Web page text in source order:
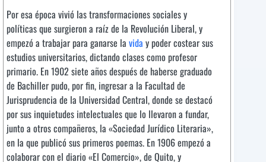
Por esa época vivió las transformaciones sociales y
políticas que surgieron a raíz de la Revolución Liberal, y
empezó a trabajar para ganarse la vida y poder costear sus
estudios universitarios, dictando clases como profesor
primario. En 1902 siete años después de haberse graduado
de Bachiller pudo, por fin, ingresar a la Facultad de
Jurisprudencia de la Universidad Central, donde se destacó
por sus inquietudes intelectuales que lo llevaron a fundar,
junto a otros compañeros, la «Sociedad Jurídico Literaria»,
en la que publicó sus primeros poemas. En 1906 empezó a
colaborar con el diario «El Comercio», de Quito, y